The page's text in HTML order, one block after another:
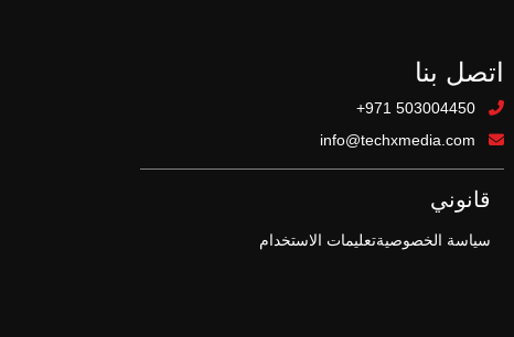
اتصل بنا
+971 503004450
info@techxmedia.com
قانوني
سياسة الخصوصيةتعليمات الاستخدام